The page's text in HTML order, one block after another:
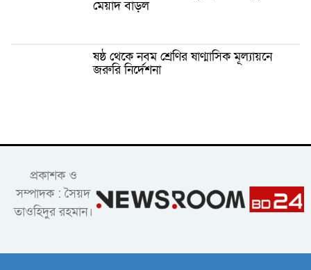
মেয়াদ বাড়ল
ষষ্ঠ থেকে নবম শ্রেণির ষাণ্মাসিক মূল্যায়নে
জরুরি নির্দেশনা
প্রকাশক ও
সম্পাদক : সৈয়দ
তাওহিদুর রহমান।